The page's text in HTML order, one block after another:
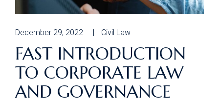
December 29, 2022 Civil Law
FAST INTRODUCTION
TO CORPORATE LAW
AND GOVERNANCE